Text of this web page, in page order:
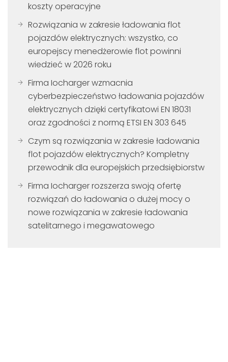
koszty operacyjne
Rozwiązania w zakresie ładowania flot
pojazdów elektrycznych: wszystko, co
europejscy menedżerowie flot powinni
wiedzieć w 2026 roku
Firma Iocharger wzmacnia
cyberbezpieczeństwo ładowania pojazdów
elektrycznych dzięki certyfikatowi EN 18031
oraz zgodności z normą ETSI EN 303 645
Czym są rozwiązania w zakresie ładowania
flot pojazdów elektrycznych? Kompletny
przewodnik dla europejskich przedsiębiorstw
Firma Iocharger rozszerza swoją ofertę
rozwiązań do ładowania o dużej mocy o
nowe rozwiązania w zakresie ładowania
satelitarnego i megawatowego